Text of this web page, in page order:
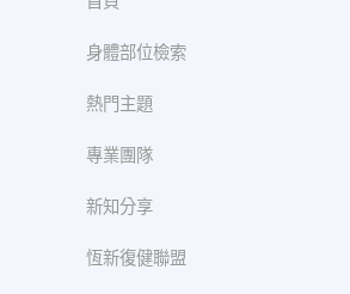
身體部位檢索
熱門主題
專業團隊
新知分享
恆新復健聯盟